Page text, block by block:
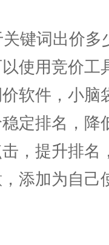
词出价多
使用竞价
软件，小脑
定排名，降
，提升排名
添加为自